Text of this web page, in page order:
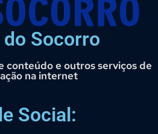
Socorro
conteúdo e outros serviços de
na internet
Social: